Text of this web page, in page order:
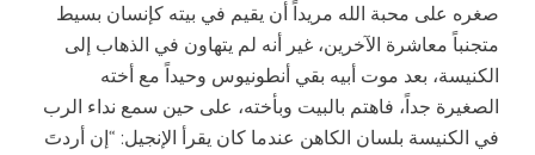
صغره على محبة الله مريداً أن يقيم في بيته كإنسان بسيط
متجنباً معاشرة الآخرين، غير أنه لم يتهاون في الذهاب إلى
الكنيسة، بعد موت أبيه بقي أنطونيوس وحيداً مع أخته
الصغيرة جداً، فاهتم بالبيت وبأخته، على حين سمع نداء الرب
في الكنيسة بلسان الكاهن عندما كان يقرأ الإنجيل: “إن أردتَ